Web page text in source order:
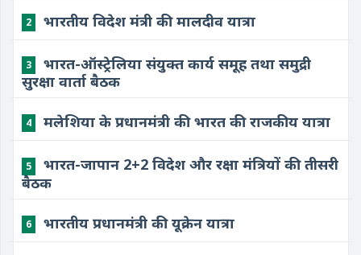
2 भारतीय विदेश मंत्री की मालदीव यात्रा
3
भारत-ऑस्ट्रेलिया संयुक्त कार्य समूह तथा समुद्री
सुरक्षा वार्ता बैठक
4 मलेशिया के प्रधानमंत्री की भारत की राजकीय यात्रा
5
भारत-जापान 2+2 विदेश और रक्षा मंत्रियों की तीसरी
बैठक
6 भारतीय प्रधानमंत्री की यूक्रेन यात्रा